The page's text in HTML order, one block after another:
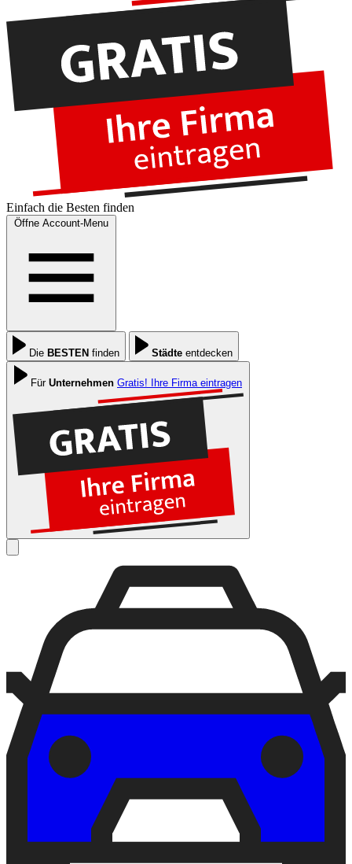
Einfach die Besten finden
Öffne Account-Menu
Die BESTEN finden Städte entdecken
Für Unternehmen Gratis! Ihre Firma eintragen